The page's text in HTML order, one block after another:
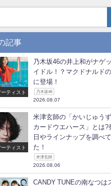
記事
ティスト
乃木坂46の井上和がナゲ
イドル！？マクドナルド
に登場！
乃木坂46
2026.08.07
ティスト
米津玄師の「かいじゅう
カードウエハース」とは?
日やラインナップを調べ
た！
米津玄師
2026.08.06
CANDY TUNEの南なつは